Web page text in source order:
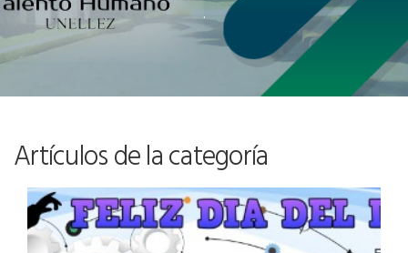
.
Artículos de la categoría